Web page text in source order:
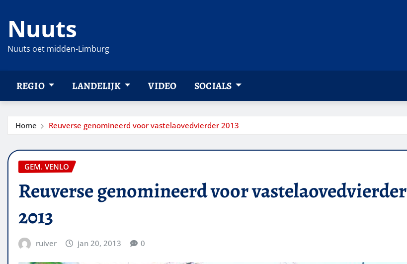
naar
inhoud
Nuuts
Nuuts oet midden-Limburg
REGIO LANDELIJK VIDEO SOCIALS
Home Reuverse genomineerd voor vastelaovedvierder 2013
GEM. VENLO
Reuverse genomineerd voor vastelaovedvierder
2013
ruiver jan 20, 2013 0